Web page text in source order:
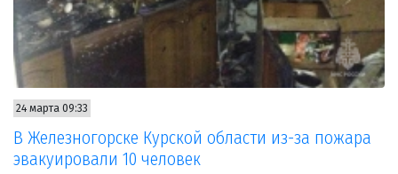
24 марта 09:33
В Железногорске Курской области из-за пожара
эвакуировали 10 человек